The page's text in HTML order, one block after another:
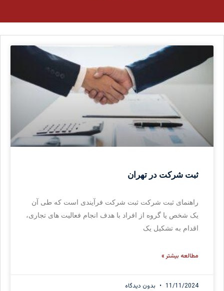
ثبت شرکت در تهران
راهنمای ثبت شرکت ثبت شرکت فرآیندی است که طی آن
یک شخص یا گروه از افراد با هدف انجام فعالیت های تجاری،
اقدام به تشکیل یک
مطالعه بیشتر »
11/11/2024 بدون دیدگاه